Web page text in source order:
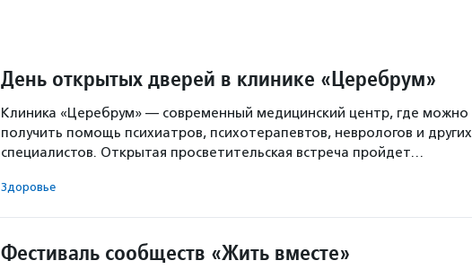
День открытых дверей в клинике «Церебрум»
Клиника «Церебрум» — современный медицинский центр, где можно
получить помощь психиатров, психотерапевтов, неврологов и других
специалистов. Открытая просветительская встреча пройдет…
Здоровье
Фестиваль сообществ «Жить вместе»